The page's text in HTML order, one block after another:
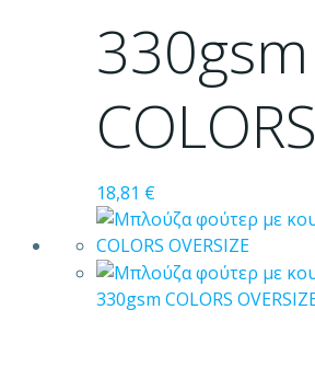
σελίδα
του
προϊόντος
330gsm
COLORS
18,81 €